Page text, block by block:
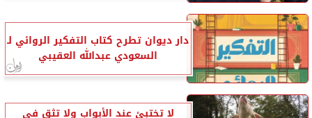
دار ديوان تطرح كتاب التفكير الروائي لـ
السعودي عبدالله العقيبي
لا تختبئ عند الأبواب ولا تثق في